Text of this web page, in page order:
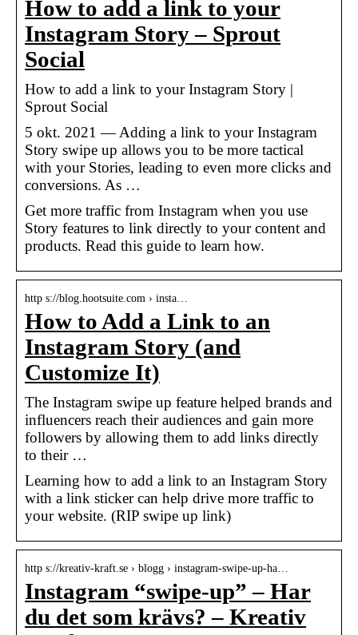
How to add a link to your
Instagram Story – Sprout
Social
How to add a link to your Instagram Story |
Sprout Social
5 okt. 2021 — Adding a link to your Instagram
Story swipe up allows you to be more tactical
with your Stories, leading to even more clicks and
conversions. As …
Get more traffic from Instagram when you use
Story features to link directly to your content and
products. Read this guide to learn how.
http s://blog.hootsuite.com › insta…
How to Add a Link to an
Instagram Story (and
Customize It)
The Instagram swipe up feature helped brands and
influencers reach their audiences and gain more
followers by allowing them to add links directly
to their …
Learning how to add a link to an Instagram Story
with a link sticker can help drive more traffic to
your website. (RIP swipe up link)
http s://kreativ-kraft.se › blogg › instagram-swipe-up-ha…
Instagram “swipe-up” – Har
du det som krävs? – Kreativ